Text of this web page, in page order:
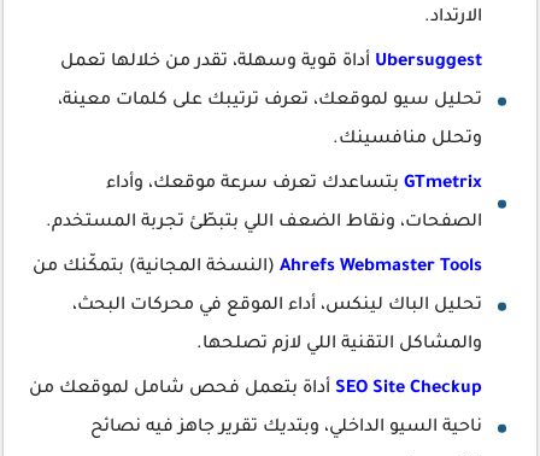
الارتداد.
Ubersuggest أداة قوية وسهلة، تقدر من خلالها تعمل
تحليل سيو لموقعك، تعرف ترتيبك على كلمات معينة،
وتحلل منافسينك.
GTmetrix بتساعدك تعرف سرعة موقعك، وأداء
الصفحات، ونقاط الضعف اللي بتبطّئ تجربة المستخدم.
Ahrefs Webmaster Tools (النسخة المجانية) بتمكّنك من
تحليل الباك لينكس، أداء الموقع في محركات البحث،
والمشاكل التقنية اللي لازم تصلحها.
SEO Site Checkup أداة بتعمل فحص شامل لموقعك من
ناحية السيو الداخلي، وبتديك تقرير جاهز فيه نصائح